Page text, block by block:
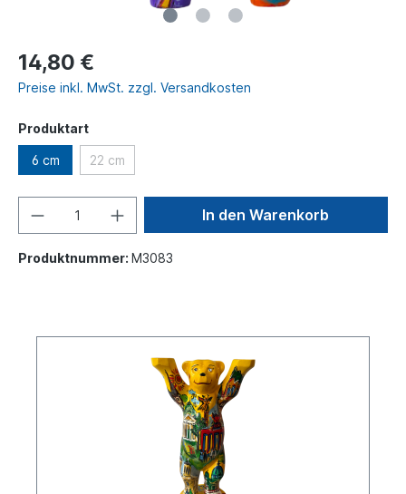
14,80 €
Preise inkl. MwSt. zzgl. Versandkosten
Produktart
6 cm 22 cm
In den Warenkorb
Produktnummer: M3083